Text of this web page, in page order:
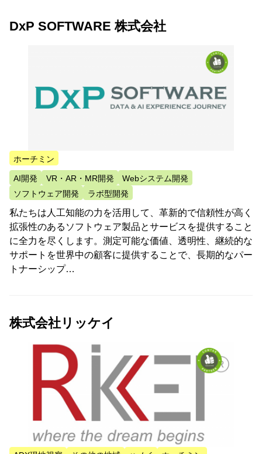
DxP SOFTWARE 株式会社
ホーチミン
AI開発 VR・AR・MR開発
Webシステム開発
ソフトウェア開発
ラボ型開発
私たちは人工知能の力を活用して、革新的で信頼性が高く
拡張性のあるソフトウェア製品とサービスを提供すること
に全力を尽くします。測定可能な価値、透明性、継続的な
サポートを世界中の顧客に提供することで、長期的なパー
トナーシップ…
株式会社リッケイ